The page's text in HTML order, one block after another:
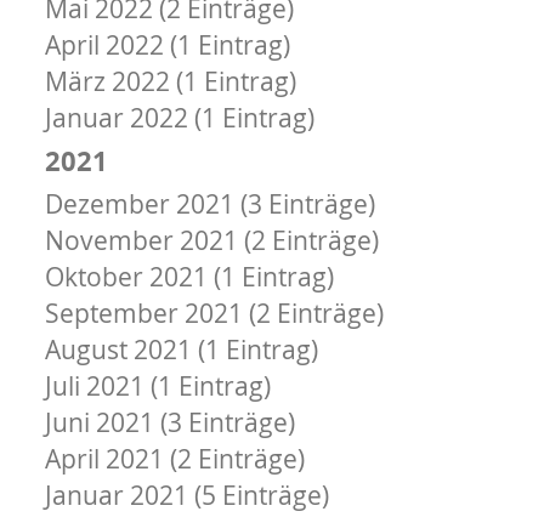
Mai 2022 (2 Einträge)
April 2022 (1 Eintrag)
März 2022 (1 Eintrag)
Januar 2022 (1 Eintrag)
2021
Dezember 2021 (3 Einträge)
November 2021 (2 Einträge)
Oktober 2021 (1 Eintrag)
September 2021 (2 Einträge)
August 2021 (1 Eintrag)
Juli 2021 (1 Eintrag)
Juni 2021 (3 Einträge)
April 2021 (2 Einträge)
Januar 2021 (5 Einträge)